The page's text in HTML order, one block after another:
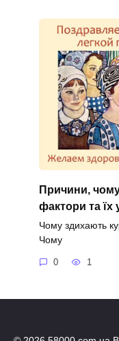
Причини,
фактори та їх
Чому здихають
Чому
0 1